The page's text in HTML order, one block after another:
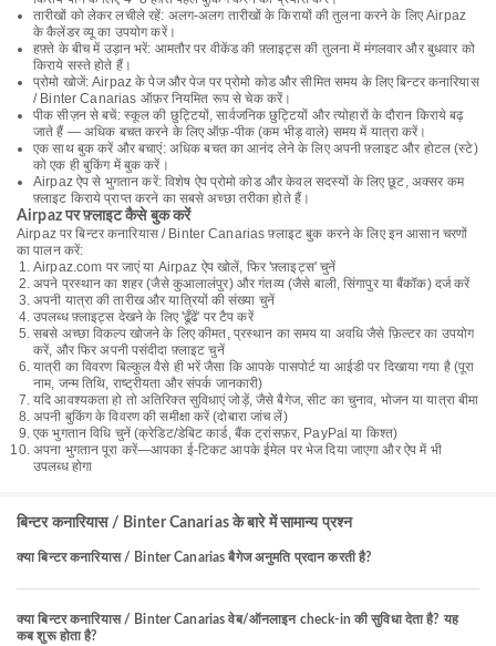
तारीखों को लेकर लचीले रहें: अलग-अलग तारीखों के किरायों की तुलना करने के लिए Airpaz
के कैलेंडर व्यू का उपयोग करें।
हफ़्ते के बीच में उड़ान भरें: आमतौर पर वीकेंड की फ़्लाइट्स की तुलना में मंगलवार और बुधवार को
किराये सस्ते होते हैं।
प्रोमो खोजें: Airpaz के पेज और पेज पर प्रोमो कोड और सीमित समय के लिए बिन्टर कनारियास
/ Binter Canarias ऑफ़र नियमित रूप से चेक करें।
पीक सीज़न से बचें: स्कूल की छुट्टियों, सार्वजनिक छुट्टियों और त्योहारों के दौरान किराये बढ़
जाते हैं — अधिक बचत करने के लिए ऑफ़-पीक (कम भीड़ वाले) समय में यात्रा करें।
एक साथ बुक करें और बचाएं: अधिक बचत का आनंद लेने के लिए अपनी फ़्लाइट और होटल (स्टे)
को एक ही बुकिंग में बुक करें।
Airpaz ऐप से भुगतान करें: विशेष ऐप प्रोमो कोड और केवल सदस्यों के लिए छूट, अक्सर कम
फ़्लाइट किराये प्राप्त करने का सबसे अच्छा तरीका होते हैं।
Airpaz पर फ़्लाइट कैसे बुक करें
Airpaz पर बिन्टर कनारियास / Binter Canarias फ़्लाइट बुक करने के लिए इन आसान चरणों
का पालन करें:
Airpaz.com पर जाएं या Airpaz ऐप खोलें, फिर 'फ़्लाइट्स' चुनें
अपने प्रस्थान का शहर (जैसे कुआलालंपुर) और गंतव्य (जैसे बाली, सिंगापुर या बैंकॉक) दर्ज करें
अपनी यात्रा की तारीख और यात्रियों की संख्या चुनें
उपलब्ध फ़्लाइट्स देखने के लिए 'ढूँढें' पर टैप करें
सबसे अच्छा विकल्प खोजने के लिए कीमत, प्रस्थान का समय या अवधि जैसे फ़िल्टर का उपयोग
करें, और फिर अपनी पसंदीदा फ़्लाइट चुनें
यात्री का विवरण बिल्कुल वैसे ही भरें जैसा कि आपके पासपोर्ट या आईडी पर दिखाया गया है (पूरा
नाम, जन्म तिथि, राष्ट्रीयता और संपर्क जानकारी)
यदि आवश्यकता हो तो अतिरिक्त सुविधाएं जोड़ें, जैसे बैगेज, सीट का चुनाव, भोजन या यात्रा बीमा
अपनी बुकिंग के विवरण की समीक्षा करें (दोबारा जांच लें)
एक भुगतान विधि चुनें (क्रेडिट/डेबिट कार्ड, बैंक ट्रांसफ़र, PayPal या किश्त)
अपना भुगतान पूरा करें—आपका ई-टिकट आपके ईमेल पर भेज दिया जाएगा और ऐप में भी
उपलब्ध होगा
बिन्टर कनारियास / Binter Canarias के बारे में सामान्य प्रश्न
क्या बिन्टर कनारियास / Binter Canarias बैगेज अनुमति प्रदान करती है?
क्या बिन्टर कनारियास / Binter Canarias वेब/ऑनलाइन check-in की सुविधा देता है? यह
कब शुरू होता है?